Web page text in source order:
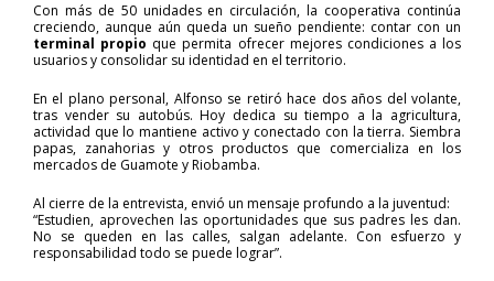
Con más de 50 unidades en circulación, la cooperativa continúa
creciendo, aunque aún queda un sueño pendiente: contar con un
terminal propio que permita ofrecer mejores condiciones a los
usuarios y consolidar su identidad en el territorio.
En el plano personal, Alfonso se retiró hace dos años del volante,
tras vender su autobús. Hoy dedica su tiempo a la agricultura,
actividad que lo mantiene activo y conectado con la tierra. Siembra
papas, zanahorias y otros productos que comercializa en los
mercados de Guamote y Riobamba.
Al cierre de la entrevista, envió un mensaje profundo a la juventud:
“Estudien, aprovechen las oportunidades que sus padres les dan.
No se queden en las calles, salgan adelante. Con esfuerzo y
responsabilidad todo se puede lograr”.